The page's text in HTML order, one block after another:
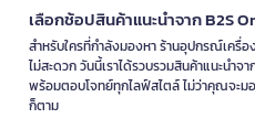
เลือกช้อปสินค้าแนะนำจาก B2S
สำหรับใครที่กำลังมองหา ร้านอุปกรณ์เครื่อ
ไม่สะดวก วันนี้เราได้รวบรวมสินค้าแนะนำ
พร้อมตอบโจทย์ทุกไลฟ์สไตล์ ไม่ว่าคุณจะม
ก็ตาม